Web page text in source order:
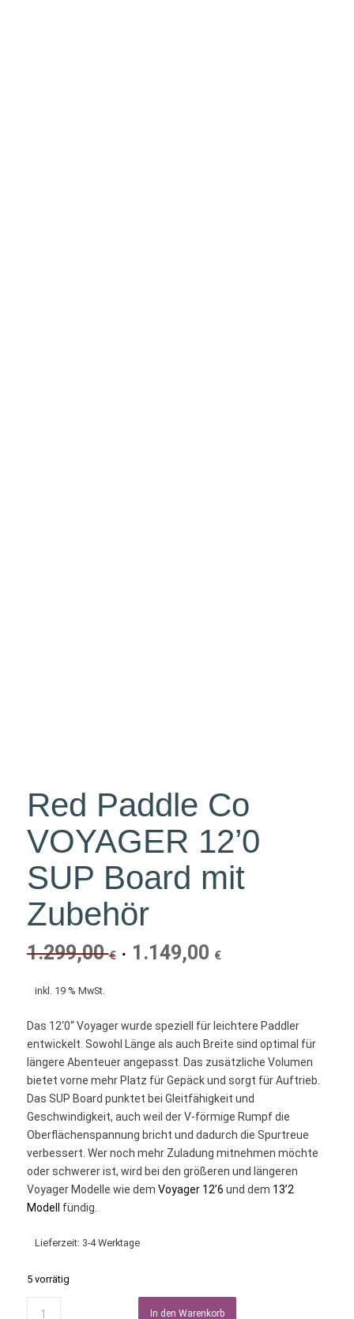
Red Paddle Co
VOYAGER 12’0
SUP Board mit
Zubehör
1.299,00€ Ursprünglicher
1.149,00 €Aktueller
inkl. 19 % MwSt.
Das 12‘0‘‘ Voyager wurde speziell für leichtere Paddler
entwickelt. Sowohl Länge als auch Breite sind optimal für
längere Abenteuer angepasst. Das zusätzliche Volumen
bietet vorne mehr Platz für Gepäck und sorgt für Auftrieb.
Das SUP Board punktet bei Gleitfähigkeit und
Geschwindigkeit, auch weil der V-förmige Rumpf die
Oberflächenspannung bricht und dadurch die Spurtreue
verbessert. Wer noch mehr Zuladung mitnehmen möchte
oder schwerer ist, wird bei den größeren und längeren
Voyager Modelle wie dem Voyager 12’6 und dem 13’2
Modell fündig.
Lieferzeit: 3-4 Werktage
5 vorrätig
In den Warenkorb